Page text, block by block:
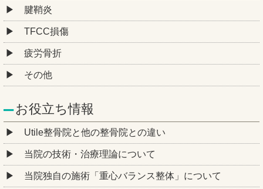
腱鞘炎
TFCC損傷
疲労骨折
その他
お役立ち情報
Utile整骨院と他の整骨院との違い
当院の技術・治療理論について
当院独自の施術「重心バランス整体」について